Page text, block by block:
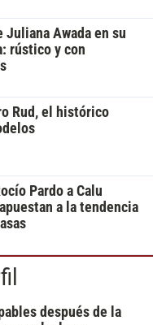
Juliana Awada en su
rústico y con
Rud, el histórico
Pardo a Calu
a la tendencia
después de la